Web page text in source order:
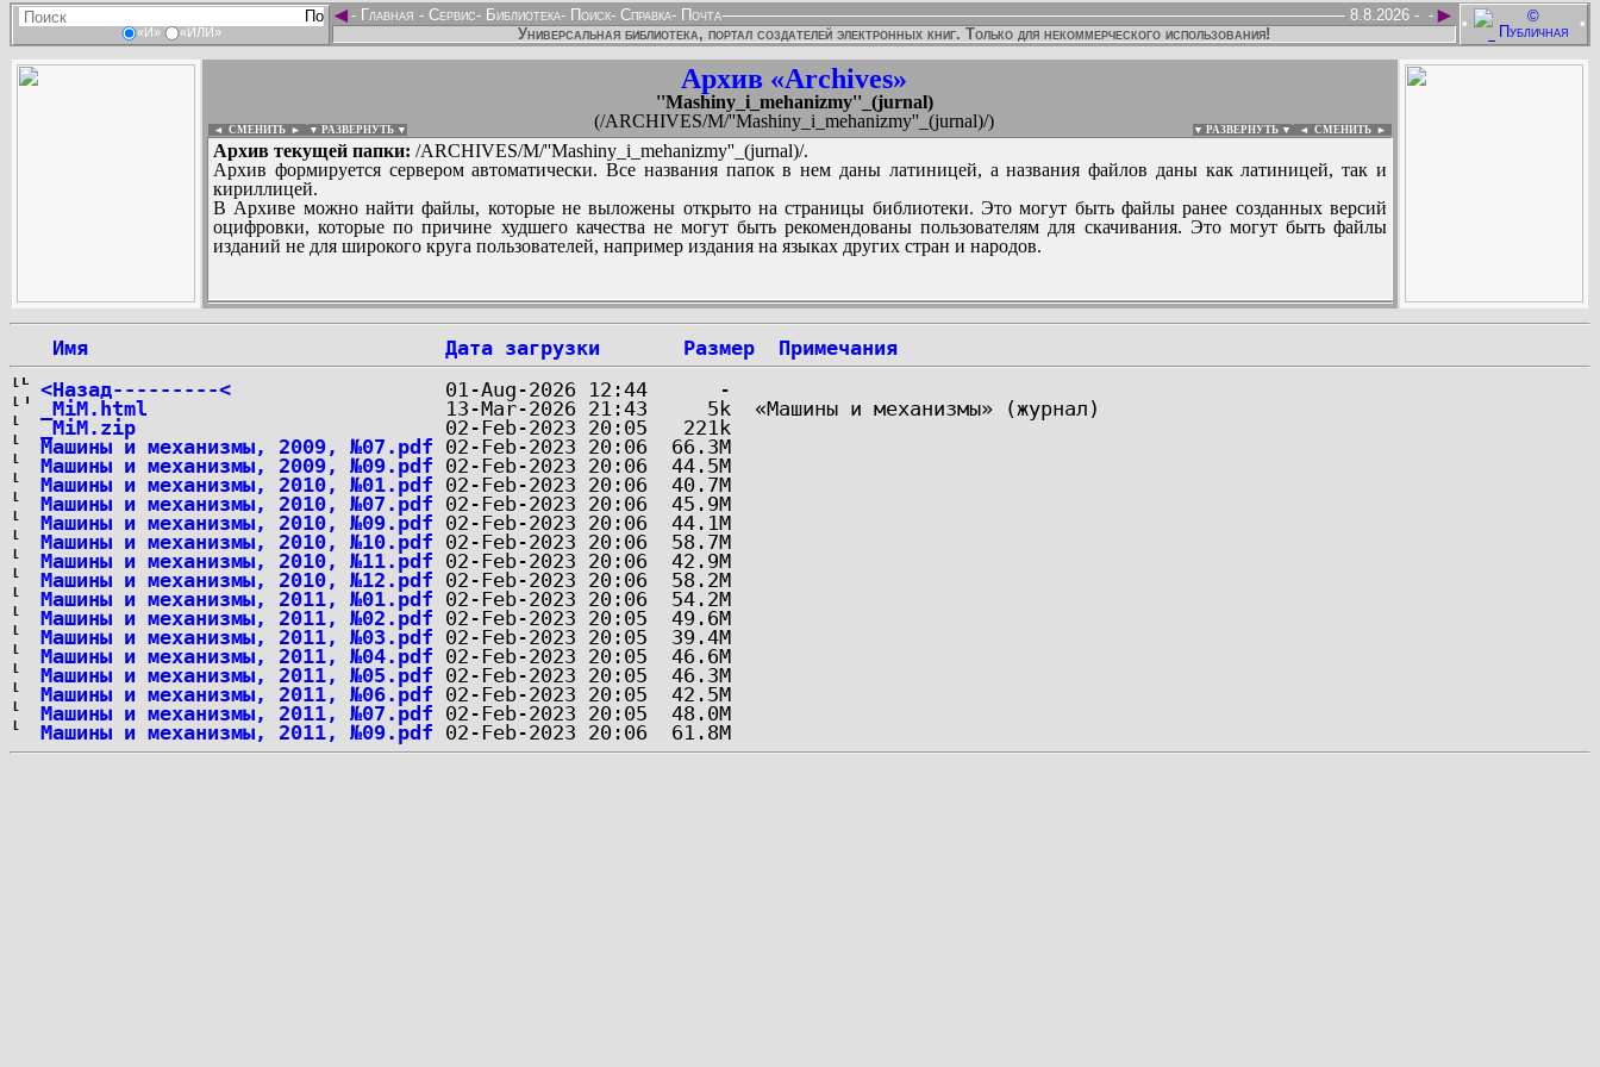
«И» «ИЛИ»
• •
◄ ►
- Главная - Сервис- Библиотека- Поиск- Справка- Почта -
8.8.2026 -
Универсальная библиотека, портал создателей электронных книг. Только для некоммерческого использования!
Архив «Archives»
''Mashiny_i_mehanizmy''_(jurnal)
(/ARCHIVES/M/''Mashiny_i_mehanizmy''_(jurnal)/)
◄ СМЕНИТЬ ► ▼ РАЗВЕРНУТЬ ▼ ▼ РАЗВЕРНУТЬ ▼ ◄ СМЕНИТЬ ►
Архив текущей папки: /ARCHIVES/M/''Mashiny_i_mehanizmy''_(jurnal)/.
Архив формируется сервером автоматически. Все названия папок в нем даны латиницей, а названия файлов даны как латиницей, так и
кириллицей.
В Архиве можно найти файлы, которые не выложены открыто на страницы библиотеки. Это могут быть файлы ранее созданных версий
оцифровки, которые по причине худшего качества не могут быть рекомендованы пользователям для скачивания. Это могут быть файлы
изданий не для широкого круга пользователей, например издания на языках других стран и народов.
:
...
Имя Дата загрузки Размер
Примечания
<Назад---------<
_MiM.html
_MiM.zip
Машины и механизмы, 2009, №07.pdf
Машины и механизмы, 2009, №09.pdf
Машины и механизмы, 2010, №01.pdf
Машины и механизмы, 2010, №07.pdf
Машины и механизмы, 2010, №09.pdf
Машины и механизмы, 2010, №10.pdf
Машины и механизмы, 2010, №11.pdf
Машины и механизмы, 2010, №12.pdf
Машины и механизмы, 2011, №01.pdf
Машины и механизмы, 2011, №02.pdf
Машины и механизмы, 2011, №03.pdf
Машины и механизмы, 2011, №04.pdf
Машины и механизмы, 2011, №05.pdf
Машины и механизмы, 2011, №06.pdf
Машины и механизмы, 2011, №07.pdf
Машины и механизмы, 2011, №09.pdf